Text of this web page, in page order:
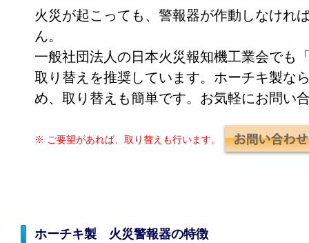
火災が起こっても、警報器が作動しなけれ
ん。
一般社団法人の日本火災報知機工業会でも
取り替えを推奨しています。ホーチキ製な
め、取り替えも簡単です。お気軽にお問い
※ ご要望があれば、取り替えも行います。
ホーチキ製 火災警報器の特徴